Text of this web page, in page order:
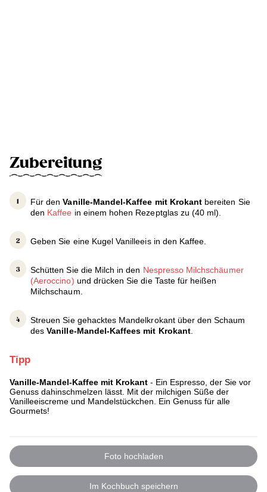
Zubereitung
Für denVanille-Mandel-Kaffee mit Krokant bereiten Sie
den Kaffee in einem hohen Rezeptglas zu (40 ml).
Geben Sie eine Kugel Vanilleeis in den Kaffee.
Schütten Sie die Milch in den Nespresso Milchschäumer
(Aeroccino) und drücken Sie die Taste für heißen
Milchschaum.
Streuen Sie gehacktes Mandelkrokant über den Schaum
desVanille-Mandel-Kaffees mit Krokant.
Tipp
Vanille-Mandel-Kaffee mit Krokant - Ein Espresso, der Sie vor
Genuss dahinschmelzen lässt. Mit der milchigen Süße der
Vanilleeiscreme und Mandelstückchen. Ein Genuss für alle
Gourmets!
Foto hochladen
Im Kochbuch speichern